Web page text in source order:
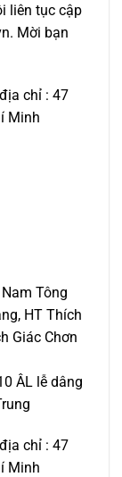
liên tục cập
Mời bạn
chỉ : 47
Minh
Tông
HT Thích
Giác Chơn
ÂL lễ dâng
chỉ : 47
Minh